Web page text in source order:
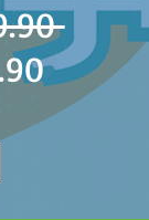
一
般
價
促
銷